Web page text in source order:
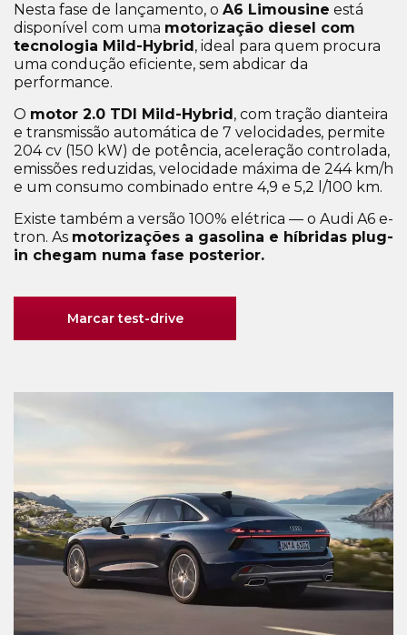
Nesta fase de lançamento, o A6 Limousine está
disponível com uma motorização diesel com
tecnologia Mild-Hybrid , ideal para quem procura
uma condução eficiente, sem abdicar da
performance.
O motor 2.0 TDI Mild-Hybrid , com tração dianteira
e transmissão automática de 7 velocidades, permite
204 cv (150 kW) de potência, aceleração controlada,
emissões reduzidas, velocidade máxima de 244 km/h
e um consumo combinado entre 4,9 e 5,2 l/100 km.
Existe também a versão 100% elétrica — o Audi A6 e-
tron. As motorizações a gasolina e híbridas plug-
in chegam numa fase posterior.
Marcar test-drive